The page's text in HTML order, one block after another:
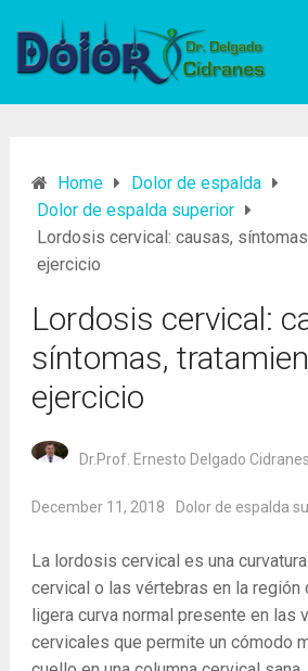
Home
Dolor de espalda
Dolor de espalda superior
Lordosis cervical: causas,
ejercicio
Lordosis cervical:
síntomas,
ejercicio
Dr.Prof. Ernesto Delgado Cidranes
December 11, 2018 Dolor de espalda
La lordosis cervical es una
cervical o las vértebras en la región
ligera curva normal presente en las
cervicales que permite un cómodo